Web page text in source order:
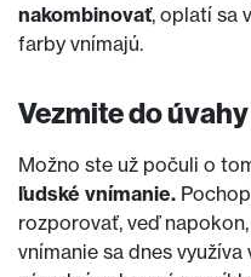
nakombinovať, oplatí sa
farby vnímajú.
Vezmite do
Možno ste už počuli o
ľudské vnímanie.
rozporovať, veď
vnímanie sa dnes